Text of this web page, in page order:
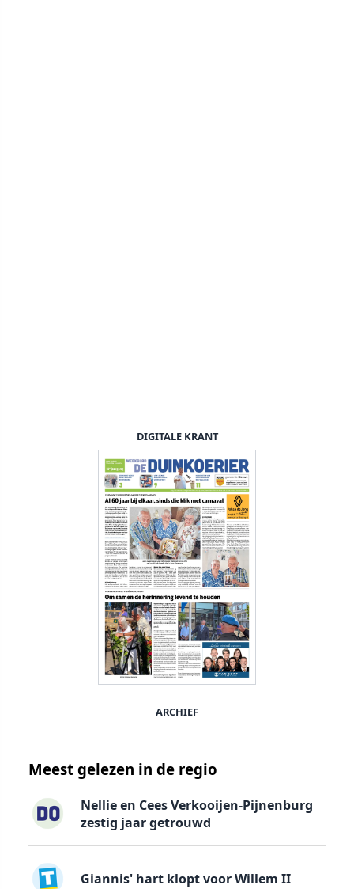
DIGITALE KRANT
ARCHIEF
Meest gelezen in de regio
Nellie en Cees Verkooijen-Pijnenburg
zestig jaar getrouwd
Giannis' hart klopt voor Willem II